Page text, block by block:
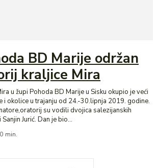
BD Marije održan
kraljice Mira
u župi Pohoda BD Marije u Sisku okupio je veći
i okolice u trajanju od 24.-30.lipnja 2019. godine.
su vodili dvojica salezijanskih
Jurić. Dan je bio...
0 min.